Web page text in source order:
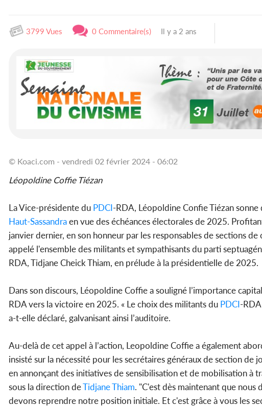
3799 Vues 0 Commentaire(s) Il y a 2 ans
© Koaci.com - vendredi 02 février 2024 - 06:02
Léopoldine Coffie Tiézan
La Vice-présidente du PDCI-RDA, Léopoldine Confie Tiézan
Haut-Sassandraen vue des échéances électorales de 2025.
janvier dernier, en son honneur par les responsables de sections
appelé l'ensemble des militants et sympathisants du parti
RDA, Tidjane Cheick Thiam, en prélude à la présidentielle de 2025.
Dans son discours, Léopoldine Coffie a souligné l’importance
RDA vers la victoire en 2025. « Le choix des militants du PDCI-
a-t-elle déclaré, galvanisant ainsi l’auditoire.
Au-delà de cet appel à l’action, Leopoldine Coffie a également
insisté sur la nécessité pour les secrétaires généraux de section
en annonçant des initiatives de sensibilisation et de mobilisation à
sous la direction deTidjane Thiam. "C'est dès maintenant que
devons reprendre notre position initiale. Et c'est grâce à vous les